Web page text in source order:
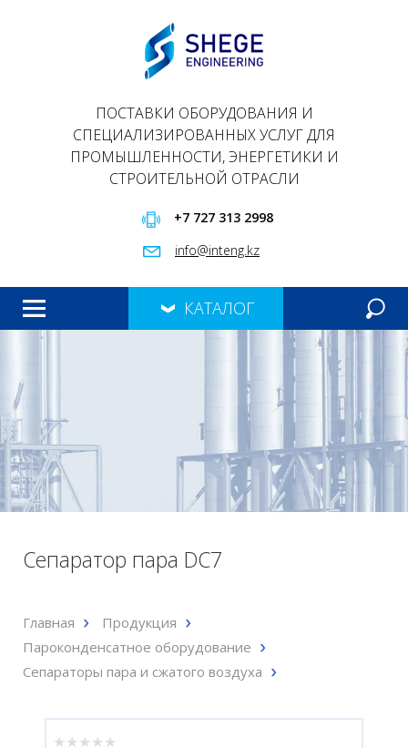
ПОСТАВКИ ОБОРУДОВАНИЯ И
СПЕЦИАЛИЗИРОВАННЫХ УСЛУГ ДЛЯ
ПРОМЫШЛЕННОСТИ, ЭНЕРГЕТИКИ И
СТРОИТЕЛЬНОЙ ОТРАСЛИ
+7 727 313 2998
info@inteng.kz
КАТАЛОГ
Сепаратор пара DC7
Главная
Продукция
Пароконденсатное оборудование
Сепараторы пара и сжатого воздуха